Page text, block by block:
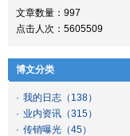
文章数量：997
点击人次：5605509
博文分类
· 我的日志 （138）
· 业内资讯 （315）
· 传销曝光 （45）